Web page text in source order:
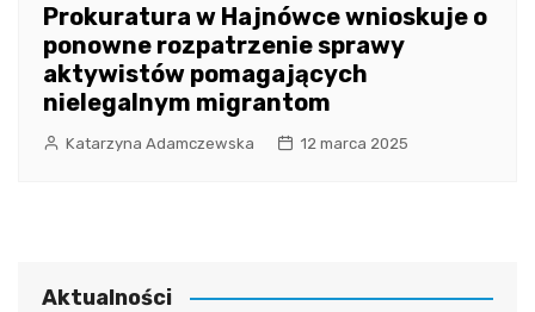
Prokuratura w Hajnówce wnioskuje o
ponowne rozpatrzenie sprawy
aktywistów pomagających
nielegalnym migrantom
Katarzyna Adamczewska 12 marca 2025
Aktualności